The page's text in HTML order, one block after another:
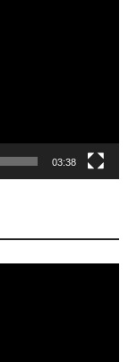
03:38